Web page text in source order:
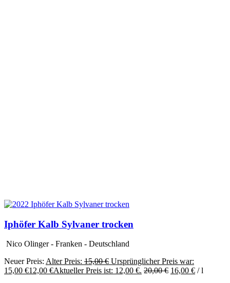
Iphöfer Kalb Sylvaner trocken
Nico Olinger - Franken - Deutschland
Neuer Preis: Alter Preis: 15,00€ Ursprünglicher Preis war:
15,00 €12,00 €Aktueller Preis ist: 12,00 €. 20,00€ 16,00 € /l